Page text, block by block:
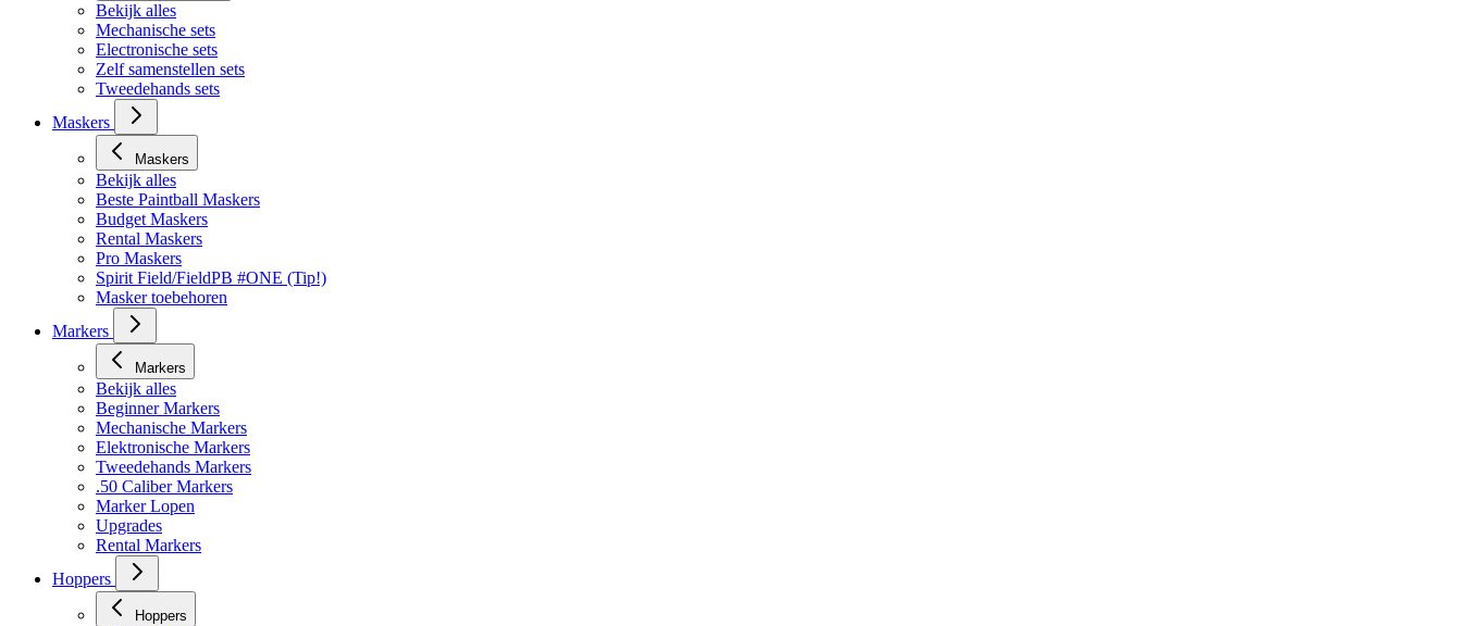
Bekijk alles
Mechanische sets
Electronische sets
Zelf samenstellen sets
Tweedehands sets
Maskers
Maskers
Bekijk alles
Beste Paintball Maskers
Budget Maskers
Rental Maskers
Pro Maskers
Spirit Field/FieldPB #ONE (Tip!)
Masker toebehoren
Markers
Markers
Bekijk alles
Beginner Markers
Mechanische Markers
Elektronische Markers
Tweedehands Markers
.50 Caliber Markers
Marker Lopen
Upgrades
Rental Markers
Hoppers
Hoppers